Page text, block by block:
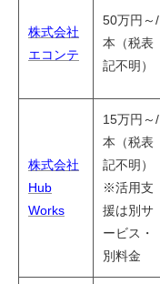
株式会社
エコンテ
50万円～/
本（税表
記不明）
株式会社
Hub
Works
15万円～/
本（税表
記不明）
※活用支
援は別サ
ービス・
別料金